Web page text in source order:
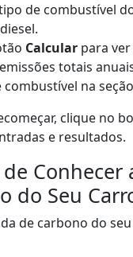
de combustível
Calcular para
totais
combustível na
clique no
e resultados.
Conhecer
do Seu
de carbono do